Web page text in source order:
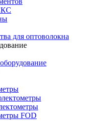
для оптоволокна
FOD